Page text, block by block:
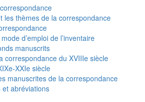
les thèmes de la correspondance
d’emploi de l’inventaire
manuscrits
correspondance du XVIIIe siècle
XXIe siècle
manuscrites de la correspondance
et abréviations